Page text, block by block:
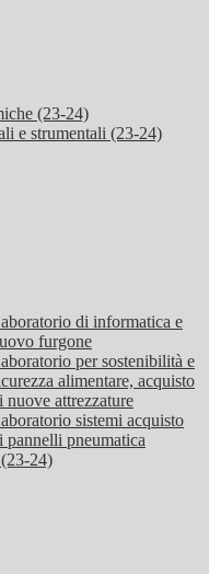
(23-24)
e strumentali (23-24)
di informatica e
furgone
per sostenibilità e
alimentare, acquisto
nuove attrezzature
sistemi acquisto
pannelli pneumatica
24)